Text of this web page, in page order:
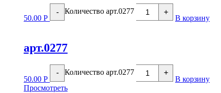
50.00 Р
- Количество арт.0277 +
В корзину
арт.0277
50.00 Р
- Количество арт.0277 +
В корзину
Просмотреть